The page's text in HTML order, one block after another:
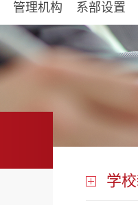
管理机构 系部设置
学